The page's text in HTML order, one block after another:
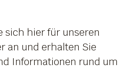
sich hier für unseren
an und erhalten Sie
Informationen rund um